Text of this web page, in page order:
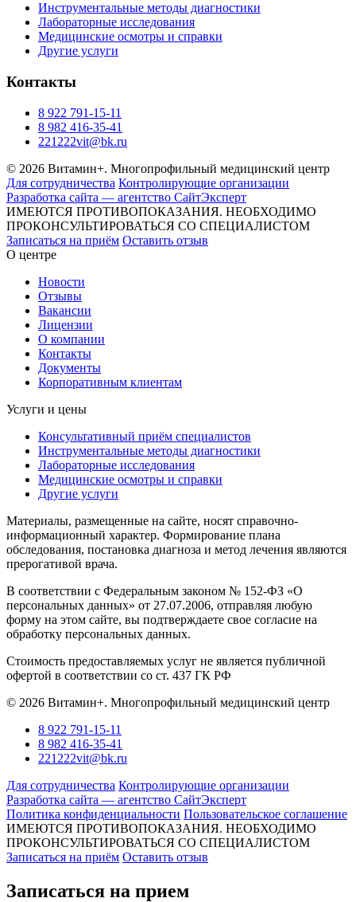
Инструментальные методы диагностики
Лабораторные исследования
Медицинские осмотры и справки
Другие услуги
Контакты
8 922 791-15-11
8 982 416-35-41
221222vit@bk.ru
© 2026 Витамин+. Многопрофильный медицинский центр
Для сотрудничества Контролирующие организации
Разработка сайта — агентство СайтЭксперт
ИМЕЮТСЯ ПРОТИВОПОКАЗАНИЯ. НЕОБХОДИМО
ПРОКОНСУЛЬТИРОВАТЬСЯ СО СПЕЦИАЛИСТОМ
Записаться на приём Оставить отзыв
О центре
Новости
Отзывы
Вакансии
Лицензии
О компании
Контакты
Документы
Корпоративным клиентам
Услуги и цены
Консультативный приём специалистов
Инструментальные методы диагностики
Лабораторные исследования
Медицинские осмотры и справки
Другие услуги
Материалы, размещенные на сайте, носят справочно-
информационный характер. Формирование плана
обследования, постановка диагноза и метод лечения являются
прерогативой врача.
В соответствии с Федеральным законом № 152-ФЗ «О
персональных данных» от 27.07.2006, отправляя любую
форму на этом сайте, вы подтверждаете свое согласие на
обработку персональных данных.
Стоимость предоставляемых услуг не является публичной
офертой в соответствии со ст. 437 ГК РФ
© 2026 Витамин+. Многопрофильный медицинский центр
8 922 791-15-11
8 982 416-35-41
221222vit@bk.ru
Для сотрудничества Контролирующие организации
Разработка сайта — агентство СайтЭксперт
Политика конфиденциальности Пользовательское соглашение
ИМЕЮТСЯ ПРОТИВОПОКАЗАНИЯ. НЕОБХОДИМО
ПРОКОНСУЛЬТИРОВАТЬСЯ СО СПЕЦИАЛИСТОМ
Записаться на приём Оставить отзыв
Записаться на прием